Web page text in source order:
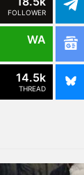
FOLLOWER
WA
14.5k
THREAD